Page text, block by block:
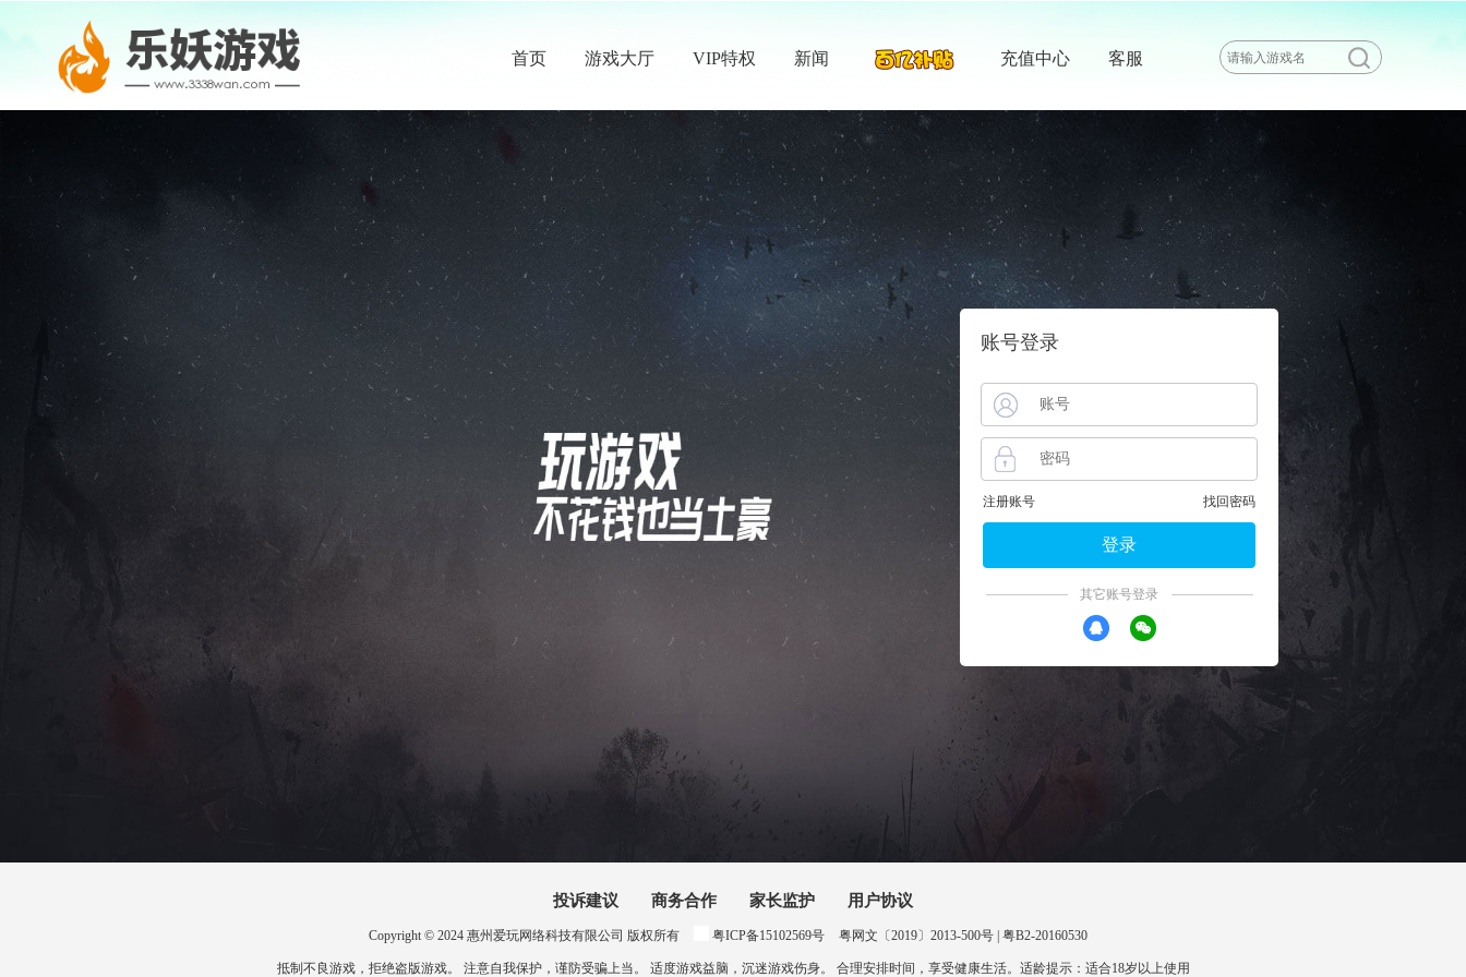
首页 游戏大厅 VIP特权 新闻 充值中心 客服
账号登录
注册账号 找回密码
登录
其它账号登录
投诉建议 商务合作 家长监护 用户协议
Copyright © 2024 惠州爱玩网络科技有限公司 版权所有 粤ICP备15102569号 粤网文〔2019〕2013-500号 | 粤B2-20160530
抵制不良游戏，拒绝盗版游戏。 注意自我保护，谨防受骗上当。 适度游戏益脑，沉迷游戏伤身。 合理安排时间，享受健康生活。适龄提示：适合18岁以上使用